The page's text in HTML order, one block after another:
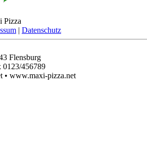
Pizza
| Datenschutz
Flensburg
0123/456789
• www.maxi-pizza.net